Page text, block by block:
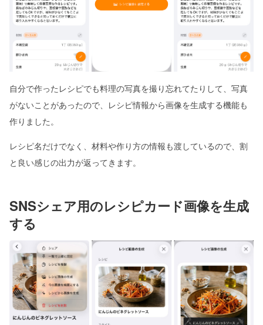
自分で作ったレシピでも料理の写真を撮り忘れてたりして、写真
がないことがあったので、レシピ情報から画像を生成する機能も
作りました。
レシピ名だけでなく、材料や作り方の情報も渡しているので、割
と良い感じの出力が返ってきます。
SNSシェア用のレシピカード画像を生成
する